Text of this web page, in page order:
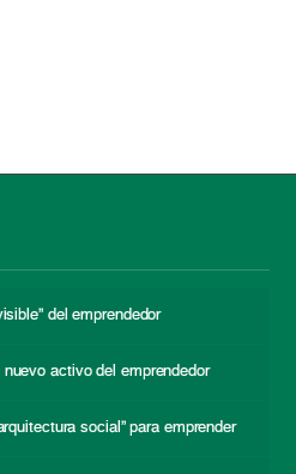
del emprendedor
activo del emprendedor
social” para emprender